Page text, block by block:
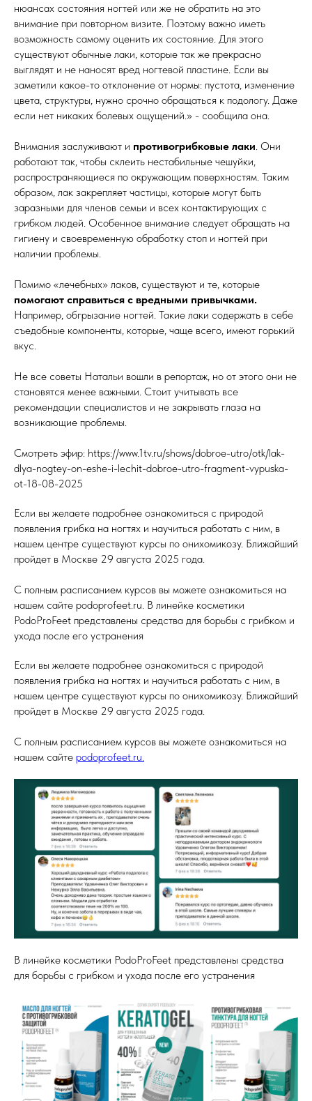
нюансах состояния ногтей или же не обратить на это
внимание при повторном визите. Поэтому важно иметь
возможность самому оценить их состояние. Для этого
существуют обычные лаки, которые так же прекрасно
выглядят и не наносят вред ногтевой пластине. Если вы
заметили какое-то отклонение от нормы: пустота, изменение
цвета, структуры, нужно срочно обращаться к подологу. Даже
если нет никаких болевых ощущений.» - сообщила она.
Внимания заслуживают и противогрибковые лаки . Они
работают так, чтобы склеить нестабильные чешуйки,
распространяющиеся по окружающим поверхностям. Таким
образом, лак закрепляет частицы, которые могут быть
заразными для членов семьи и всех контактирующих с
грибком людей. Особенное внимание следует обращать на
гигиену и своевременную обработку стоп и ногтей при
наличии проблемы.
Помимо «лечебных» лаков, существуют и те, которые
помогают справиться с вредными привычками.
Например, обгрызание ногтей. Такие лаки содержать в себе
съедобные компоненты, которые, чаще всего, имеют горький
вкус.
Не все советы Натальи вошли в репортаж, но от этого они не
становятся менее важными. Стоит учитывать все
рекомендации специалистов и не закрывать глаза на
возникающие проблемы.
Смотреть эфир: https://www.1tv.ru/shows/dobroe-utro/otk/lak-
dlya-nogtey-on-eshe-i-lechit-dobroe-utro-fragment-vypuska-
ot-18-08-2025
Если вы желаете подробнее ознакомиться с природой
появления грибка на ногтях и научиться работать с ним, в
нашем центре существуют курсы по онихомикозу. Ближайший
пройдет в Москве 29 августа 2025 года.
С полным расписанием курсов вы можете ознакомиться на
нашем сайте podoprofeet.ru. В линейке косметики
PodoProFeet представлены средства для борьбы с грибком и
ухода после его устранения
Если вы желаете подробнее ознакомиться с природой
появления грибка на ногтях и научиться работать с ним, в
нашем центре существуют курсы по онихомикозу. Ближайший
пройдет в Москве 29 августа 2025 года.
С полным расписанием курсов вы можете ознакомиться на
нашем сайте podoprofeet.ru.
В линейке косметики PodoProFeet представлены средства
для борьбы с грибком и ухода после его устранения